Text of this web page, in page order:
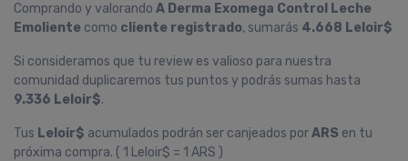
Comprando y valorando A Derma Exomega Control Leche
Emoliente como cliente registrado, sumarás 4.668 Leloir$
Si consideramos que tu review es valioso para nuestra
comunidad duplicaremos tus puntos y podrás sumas hasta
9.336 Leloir$.
Tus Leloir$ acumulados podrán ser canjeados porARS en tu
próxima compra. ( 1 Leloir$ = 1 ARS )